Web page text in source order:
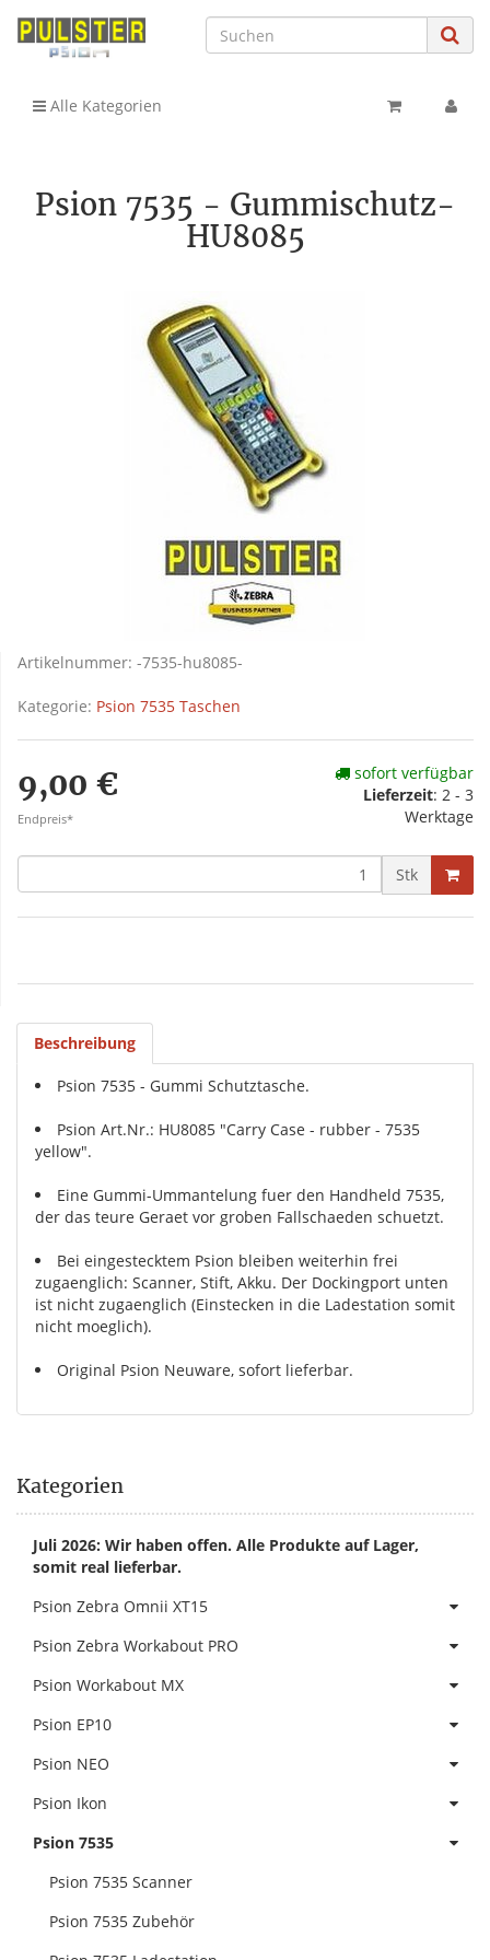
Alle Kategorien
Psion 7535 - Gummischutz-
HU8085
Artikelnummer: -7535-hu8085-
Kategorie: Psion 7535 Taschen
9,00 €
Endpreis*
sofort verfügbar
Lieferzeit: 2 - 3
Werktage
Stk
Beschreibung
Psion 7535 - Gummi Schutztasche.
Psion Art.Nr.: HU8085 "Carry Case - rubber - 7535
yellow".
Eine Gummi-Ummantelung fuer den Handheld 7535,
der das teure Geraet vor groben Fallschaeden schuetzt.
Bei eingestecktem Psion bleiben weiterhin frei
zugaenglich: Scanner, Stift, Akku. Der Dockingport unten
ist nicht zugaenglich (Einstecken in die Ladestation somit
nicht moeglich).
Original Psion Neuware, sofort lieferbar.
Kategorien
Juli 2026: Wir haben offen. Alle Produkte auf Lager,
somit real lieferbar.
Psion Zebra Omnii XT15
Psion Zebra Workabout PRO
Psion Workabout MX
Psion EP10
Psion NEO
Psion Ikon
Psion 7535
Psion 7535 Scanner
Psion 7535 Zubehör